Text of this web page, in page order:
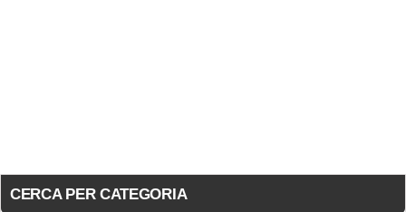
CERCA PER CATEGORIA